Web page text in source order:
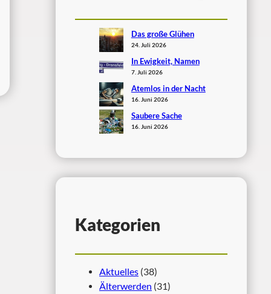
Das große Glühen
24. Juli 2026
In Ewigkeit, Namen
7. Juli 2026
Atemlos in der Nacht
16. Juni 2026
Saubere Sache
16. Juni 2026
Kategorien
Aktuelles (38)
Älterwerden (31)